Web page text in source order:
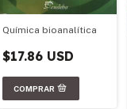
Química bioanalítica
$17.86 USD